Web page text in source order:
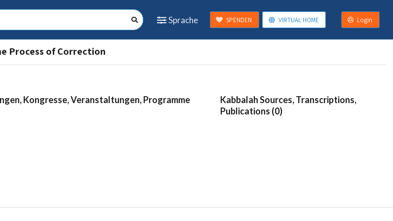
Sprache SPENDEN VIRTUAL HOME Login
Process of Correction
Kongresse, Veranstaltungen, Programme
Kabbalah Sources, Transcriptions,
Publications (0)